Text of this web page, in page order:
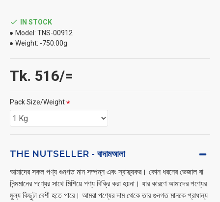
Tk. 516/=
IN STOCK
Model: TNS-00912
Weight: -750.00g
Pack Size/Weight
THE NUTSELLER - বাদামআলা
আমাদের সকল পণ্য গুনগত মান সম্পন্ন এবং স্বাস্থ্যকর। কোন ধরনের ভেজাল বা
নিন্মমানের পণ্যের সাথে মিশিয়ে পণ্য বিক্রি করা হয়না। যার কারণে আমাদের পণ্যের
মুল্য কিছুটা বেশী হতে পারে। আমরা পণ্যের দাম থেকে তার গুনগত মানকে প্রাধান্য